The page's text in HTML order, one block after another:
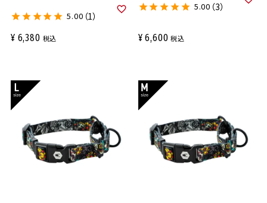
¥ 6,380 税込
5.00 （1）
¥ 6,600 税込
5.00 （3）